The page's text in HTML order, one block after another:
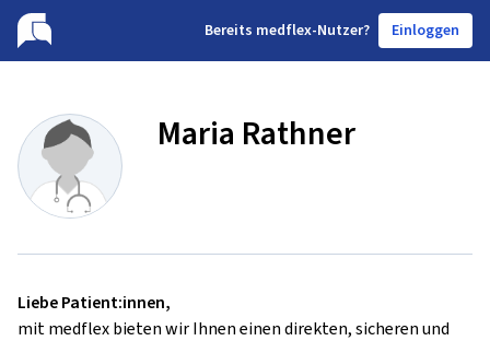
Bereits medflex-Nutzer? Einloggen
Maria Rathner
Liebe Patient:innen,
mit medflex bieten wir Ihnen einen direkten, sicheren und